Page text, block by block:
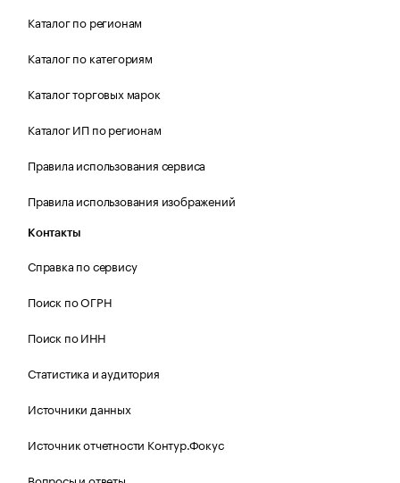
Каталог по регионам
Каталог по категориям
Каталог торговых марок
Каталог ИП по регионам
Правила использования сервиса
Правила использования изображений
Контакты
Справка по сервису
Поиск по ОГРН
Поиск по ИНН
Статистика и аудитория
Источники данных
Источник отчетности Контур.Фокус